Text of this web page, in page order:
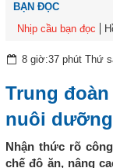
BẠN ĐỌC
Nhịp cầu bạn đọc
8 giờ:37 phút Thứ
Trung
nuôi
Nhận thức rõ
chế độ ăn, nâng